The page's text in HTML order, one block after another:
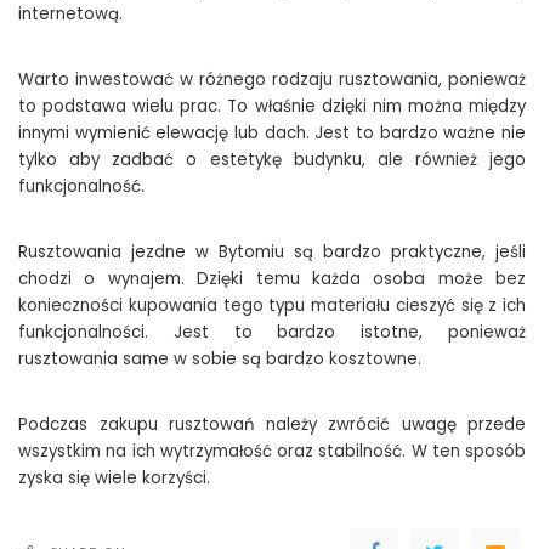
internetową.
Warto inwestować w różnego rodzaju rusztowania, ponieważ
to podstawa wielu prac. To właśnie dzięki nim można między
innymi wymienić elewację lub dach. Jest to bardzo ważne nie
tylko aby zadbać o estetykę budynku, ale również jego
funkcjonalność.
Rusztowania jezdne w Bytomiu są bardzo praktyczne, jeśli
chodzi o wynajem. Dzięki temu każda osoba może bez
konieczności kupowania tego typu materiału cieszyć się z ich
funkcjonalności. Jest to bardzo istotne, ponieważ
rusztowania same w sobie są bardzo kosztowne.
Podczas zakupu rusztowań należy zwrócić uwagę przede
wszystkim na ich wytrzymałość oraz stabilność. W ten sposób
zyska się wiele korzyści.